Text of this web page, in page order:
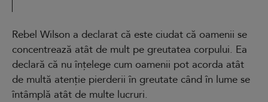
Rebel Wilson a declarat că este ciudat că oamenii se
concentrează atât de mult pe greutatea corpului. Ea
declară că nu înțelege cum oamenii pot acorda atât
de multă atenție pierderii în greutate când în lume se
întâmplă atât de multe lucruri.